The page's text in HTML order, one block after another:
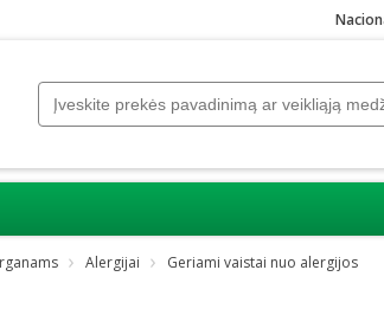
Alergijai Geriami vaistai nuo alergijos